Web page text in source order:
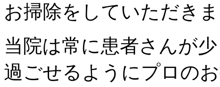
お掃除をしていただき
当院は常に患者さんが
過ごせるようにプロの